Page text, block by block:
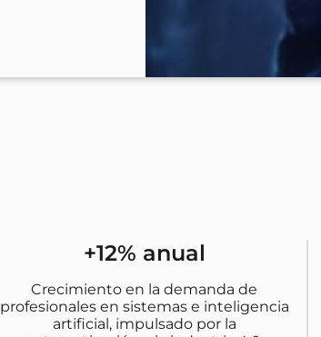
+12% anual
Crecimiento en la demanda de
profesionales en sistemas e inteligencia
artificial, impulsado por la